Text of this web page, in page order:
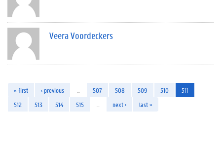
Veera Voordeckers
« first ‹ previous 507 508 509 510
511
512
513 514 515 next › last »